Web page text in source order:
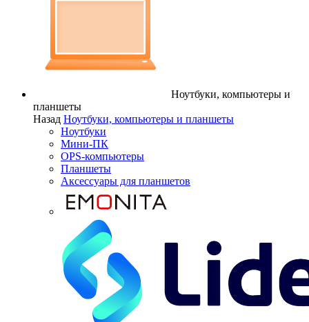
Ноутбуки, компьютеры и
планшеты
Назад Ноутбуки, компьютеры и планшеты
Ноутбуки
Мини-ПК
OPS-компьютеры
Планшеты
Аксессуары для планшетов